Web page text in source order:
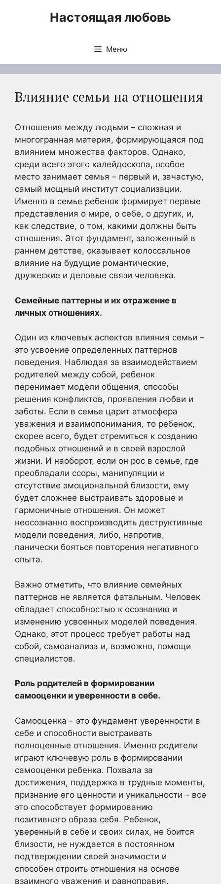
Настоящая любовь
Меню
Влияние семьи на отношения
Отношения между людьми – сложная и
многогранная материя, формирующаяся под
влиянием множества факторов. Однако,
среди всего этого калейдоскопа, особое
место занимает семья – первый и, зачастую,
самый мощный институт социализации.
Именно в семье ребенок формирует первые
представления о мире, о себе, о других, и,
как следствие, о том, какими должны быть
отношения. Этот фундамент, заложенный в
раннем детстве, оказывает колоссальное
влияние на будущие романтические,
дружеские и деловые связи человека.
Семейные паттерны и их отражение в
личных отношениях.
Один из ключевых аспектов влияния семьи –
это усвоение определенных паттернов
поведения. Наблюдая за взаимодействием
родителей между собой, ребенок
перенимает модели общения, способы
решения конфликтов, проявления любви и
заботы. Если в семье царит атмосфера
уважения и взаимопонимания, то ребенок,
скорее всего, будет стремиться к созданию
подобных отношений и в своей взрослой
жизни. И наоборот, если он рос в семье, где
преобладали ссоры, манипуляции и
отсутствие эмоциональной близости, ему
будет сложнее выстраивать здоровые и
гармоничные отношения. Он может
неосознанно воспроизводить деструктивные
модели поведения, либо, напротив,
панически бояться повторения негативного
опыта.
Важно отметить, что влияние семейных
паттернов не является фатальным. Человек
обладает способностью к осознанию и
изменению усвоенных моделей поведения.
Однако, этот процесс требует работы над
собой, самоанализа и, возможно, помощи
специалистов.
Роль родителей в формировании
самооценки и уверенности в себе.
Самооценка – это фундамент уверенности в
себе и способности выстраивать
полноценные отношения. Именно родители
играют ключевую роль в формировании
самооценки ребенка. Похвала за
достижения, поддержка в трудные моменты,
признание его ценности и уникальности – все
это способствует формированию
позитивного образа себя. Ребенок,
уверенный в себе и своих силах, не боится
близости, не нуждается в постоянном
подтверждении своей значимости и
способен строить отношения на основе
взаимного уважения и равноправия.